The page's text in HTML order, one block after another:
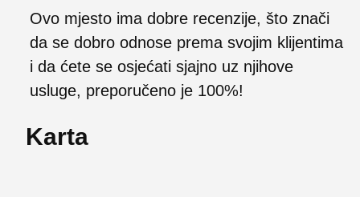
Ovo mjesto ima dobre recenzije, što znači
da se dobro odnose prema svojim klijentima
i da ćete se osjećati sjajno uz njihove
usluge, preporučeno je 100%!
Karta